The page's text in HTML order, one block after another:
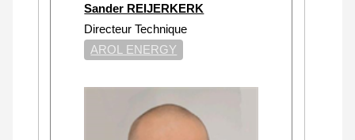
Sander REIJERKERK
Directeur Technique
AROL ENERGY